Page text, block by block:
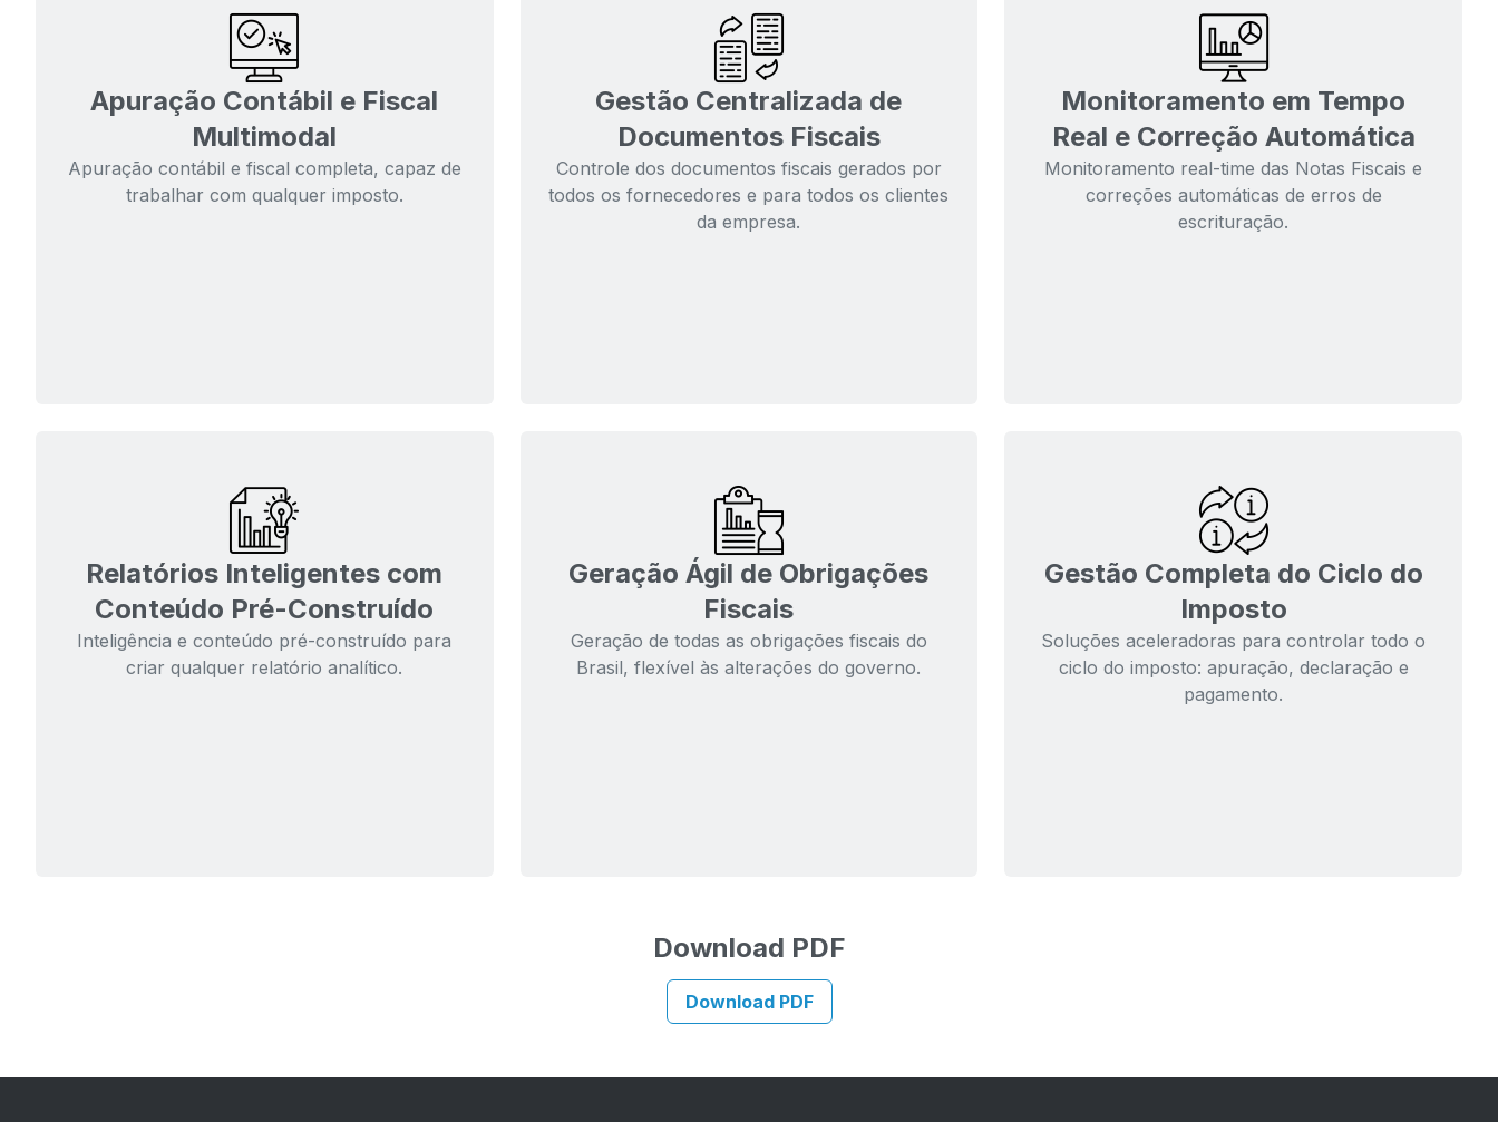
Apuração Contábil e Fiscal
Multimodal
Apuração contábil e fiscal completa, capaz de
trabalhar com qualquer imposto.
Gestão Centralizada de
Documentos Fiscais
Controle dos documentos fiscais gerados por
todos os fornecedores e para todos os clientes
da empresa.
Monitoramento em Tempo
Real e Correção Automática
Monitoramento real-time das Notas Fiscais e
correções automáticas de erros de
escrituração.
Relatórios Inteligentes com
Conteúdo Pré-Construído
Inteligência e conteúdo pré-construído para
criar qualquer relatório analítico.
Geração Ágil de Obrigações
Fiscais
Geração de todas as obrigações fiscais do
Brasil, flexível às alterações do governo.
Gestão Completa do Ciclo do
Imposto
Soluções aceleradoras para controlar todo o
ciclo do imposto: apuração, declaração e
pagamento.
Download PDF
Download PDF